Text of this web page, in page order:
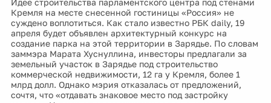
Идее строительства парламентского центра под стенами
Кремля на месте снесенной гостиницы «Россия» не
суждено воплотиться. Как стало известно РБК daily, 19
апреля будет объявлен архитектурный конкурс на
создание парка на этой территории в Зарядье. По словам
заммэра Марата Хуснуллина, инвесторы предлагали за
земельный участок в Зарядье под строительство
коммерческой недвижимости, 12 га у Кремля, более 1
млрд долл. Однако мэрия отказалась от предложений,
сочтя, что «отдавать знаковое место под застройку